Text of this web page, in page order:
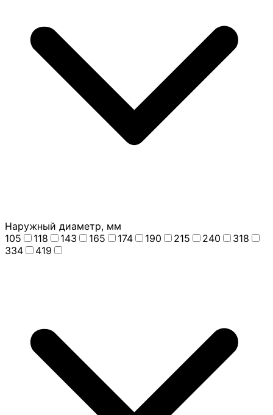
Наружный диаметр, мм
105
118 143 165 174 190 215 240
318
334
419